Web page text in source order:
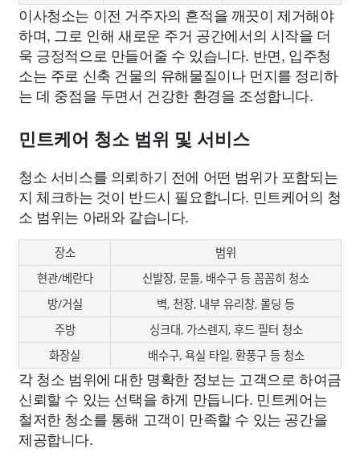
이사청소는 이전 거주자의 흔적을 깨끗이 제거해야
하며, 그로 인해 새로운 주거 공간에서의 시작을 더
욱 긍정적으로 만들어줄 수 있습니다. 반면, 입주청
소는 주로 신축 건물의 유해물질이나 먼지를 정리하
는 데 중점을 두면서 건강한 환경을 조성합니다.
민트케어 청소 범위 및 서비스
청소 서비스를 의뢰하기 전에 어떤 범위가 포함되는
지 체크하는 것이 반드시 필요합니다. 민트케어의 청
소 범위는 아래와 같습니다.
장소
범위
현관/베란다
신발장, 문틀, 배수구 등 꼼꼼히 청소
방/거실
벽, 천장, 내부 유리창, 몰딩 등
주방
싱크대, 가스렌지, 후드 필터 청소
화장실
배수구, 욕실 타일, 환풍구 등 청소
각 청소 범위에 대한 명확한 정보는 고객으로 하여금
신뢰할 수 있는 선택을 하게 만듭니다. 민트케어는
철저한 청소를 통해 고객이 만족할 수 있는 공간을
제공합니다.